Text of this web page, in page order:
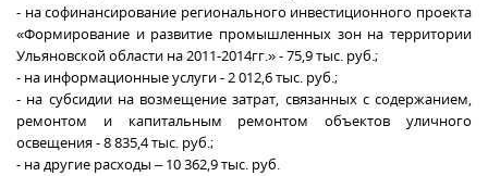
- на софинансирование регионального инвестиционного проекта
«Формирование и развитие промышленных зон на территории
Ульяновской области на 2011-2014гг.» - 75,9 тыс. руб.;
- на информационные услуги - 2 012,6 тыс. руб.;
- на субсидии на возмещение затрат, связанных с содержанием,
ремонтом и капитальным ремонтом объектов уличного
освещения - 8 835,4 тыс. руб.;
- на другие расходы – 10 362,9 тыс. руб.